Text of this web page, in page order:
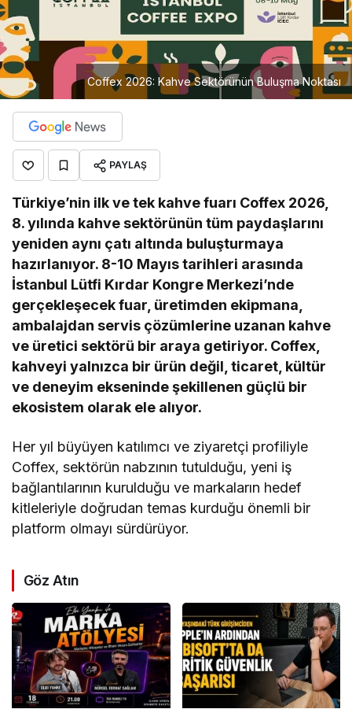
Coffex 2026: Kahve Sektörünün Buluşma Noktası
PAYLAŞ
Türkiye’nin ilk ve tek kahve fuarı Coffex 2026,
8. yılında kahve sektörünün tüm paydaşlarını
yeniden aynı çatı altında buluşturmaya
hazırlanıyor. 8-10 Mayıs tarihleri arasında
İstanbul Lütfi Kırdar Kongre Merkezi’nde
gerçekleşecek fuar, üretimden ekipmana,
ambalajdan servis çözümlerine uzanan kahve
ve üretici sektörü bir araya getiriyor. Coffex,
kahveyi yalnızca bir ürün değil, ticaret, kültür
ve deneyim ekseninde şekillenen güçlü bir
ekosistem olarak ele alıyor.
Her yıl büyüyen katılımcı ve ziyaretçi profiliyle
Coffex, sektörün nabzının tutulduğu, yeni iş
bağlantılarının kurulduğu ve markaların hedef
kitleleriyle doğrudan temas kurduğu önemli bir
platform olmayı sürdürüyor.
Göz Atın